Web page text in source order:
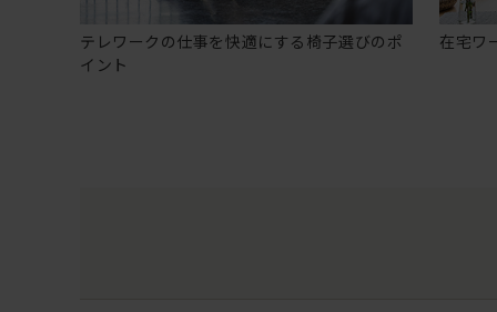
テレワークの仕事を快適にする椅子選びのポ
イント
在宅ワ